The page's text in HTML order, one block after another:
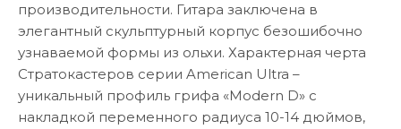
производительности. Гитара заключена в
элегантный скульптурный корпус безошибочно
узнаваемой формы из ольхи. Характерная черта
Стратокастеров серии American Ultra –
уникальный профиль грифа «Modern D» с
накладкой переменного радиуса 10-14 дюймов,